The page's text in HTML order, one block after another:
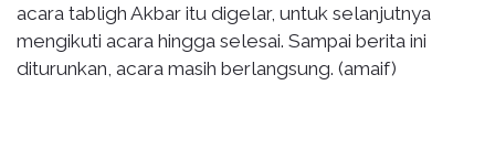
acara tabligh Akbar itu digelar, untuk selanjutnya
mengikuti acara hingga selesai. Sampai berita ini
diturunkan, acara masih berlangsung. (amaif)